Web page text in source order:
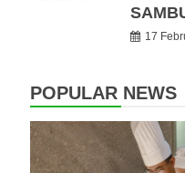
17
POPULAR NEWS